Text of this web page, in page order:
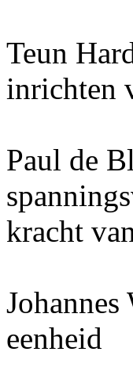
Teun
inrichten
Paul de
kracht
eenheid